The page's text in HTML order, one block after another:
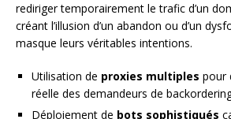
rediriger temporairement le trafic d’un
créant l’illusion d’un abandon ou d’un
masque leurs véritables intentions.
Utilisation de proxies multiples pour
réelle des demandeurs de
Déploiement de bots sophistiqués